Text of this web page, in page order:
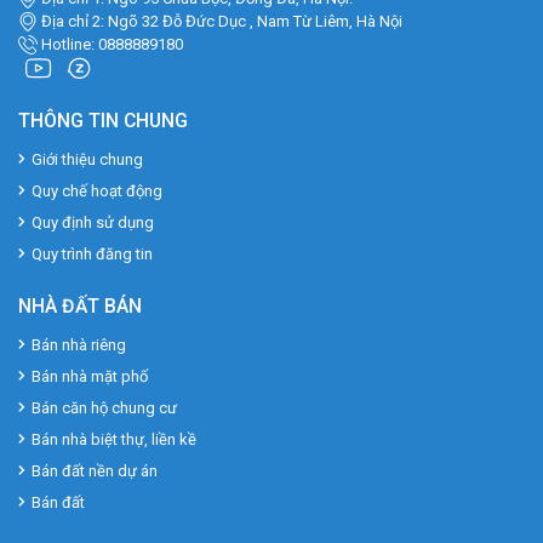
Địa chỉ 2: Ngõ 32 Đỗ Đức Dục , Nam Từ Liêm, Hà Nội
Hotline: 0888889180
THÔNG TIN CHUNG
Giới thiệu chung
Quy chế hoạt động
Quy định sử dụng
Quy trình đăng tin
NHÀ ĐẤT BÁN
Bán nhà riêng
Bán nhà mặt phố
Bán căn hộ chung cư
Bán nhà biệt thự, liền kề
Bán đất nền dự án
Bán đất